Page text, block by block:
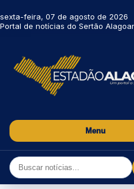
sexta-feira, 07 de agosto de 2026
Portal de notícias do Sertão
Menu